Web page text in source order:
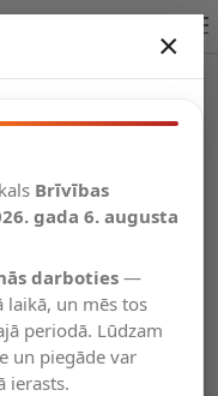
×
Brīvības
gada 6. augusta
darboties—
laikā, un mēs tos
periodā. Lūdzam
un piegāde var
ierasts.